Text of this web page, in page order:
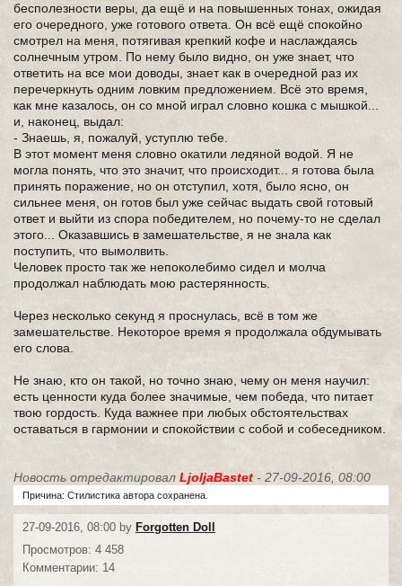
бесполезности веры, да ещё и на повышенных тонах, ожидая
его очередного, уже готового ответа. Он всё ещё спокойно
смотрел на меня, потягивая крепкий кофе и наслаждаясь
солнечным утром. По нему было видно, он уже знает, что
ответить на все мои доводы, знает как в очередной раз их
перечеркнуть одним ловким предложением. Всё это время,
как мне казалось, он со мной играл словно кошка с мышкой...
и, наконец, выдал:
- Знаешь, я, пожалуй, уступлю тебе.
В этот момент меня словно окатили ледяной водой. Я не
могла понять, что это значит, что происходит... я готова была
принять поражение, но он отступил, хотя, было ясно, он
сильнее меня, он готов был уже сейчас выдать свой готовый
ответ и выйти из спора победителем, но почему-то не сделал
этого... Оказавшись в замешательстве, я не знала как
поступить, что вымолвить.
Человек просто так же непоколебимо сидел и молча
продолжал наблюдать мою растерянность.
Через несколько секунд я проснулась, всё в том же
замешательстве. Некоторое время я продолжала обдумывать
его слова.
Не знаю, кто он такой, но точно знаю, чему он меня научил:
есть ценности куда более значимые, чем победа, что питает
твою гордость. Куда важнее при любых обстоятельствах
оставаться в гармонии и спокойствии с собой и собеседником.
Новость отредактировал LjoljaBastet- 27-09-2016, 08:00
Причина: Стилистика автора сохранена.
27-09-2016, 08:00 by Forgotten Doll
Просмотров: 4 458
Комментарии: 14